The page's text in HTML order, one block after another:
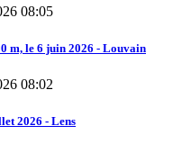
08:05
m, le 6 juin 2026 - Louvain
08:02
2026 - Lens